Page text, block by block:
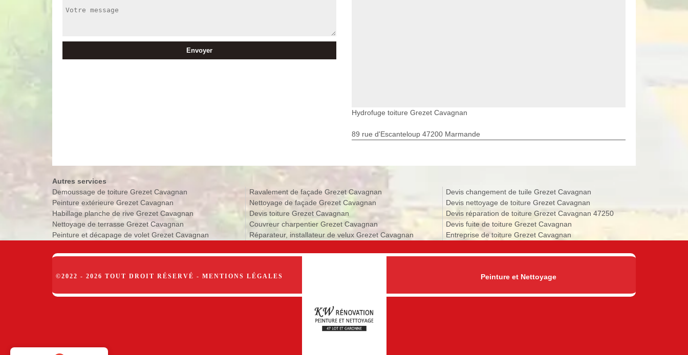
Hydrofuge toiture Grezet Cavagnan
89 rue d'Escanteloup 47200 Marmande
Autres services
Demoussage de toiture Grezet Cavagnan
Peinture extérieure Grezet Cavagnan
Habillage planche de rive Grezet Cavagnan
Nettoyage de terrasse Grezet Cavagnan
Peinture et décapage de volet Grezet Cavagnan
Ravalement de façade Grezet Cavagnan
Nettoyage de façade Grezet Cavagnan
Devis toiture Grezet Cavagnan
Couvreur charpentier Grezet Cavagnan
Réparateur, installateur de velux Grezet Cavagnan
Devis changement de tuile Grezet Cavagnan
Devis nettoyage de toiture Grezet Cavagnan
Devis réparation de toiture Grezet Cavagnan 47250
Devis fuite de toiture Grezet Cavagnan
Entreprise de toiture Grezet Cavagnan
©2022 - 2026 TOUT DROIT RÉSERVÉ - MENTIONS LÉGALES Peinture et Nettoyage